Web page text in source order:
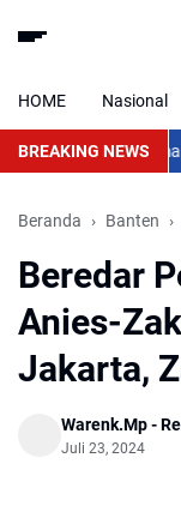
HOME Nasional
BREAKING NEWS
Hadapi Ancaman
Beranda Banten
Beredar
Anies-
Jakarta,
Warenk.Mp -
Juli 23, 2024